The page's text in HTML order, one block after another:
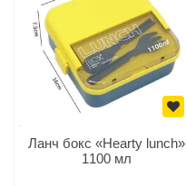
Ланч бокс «Нearty lunch»
1100 мл